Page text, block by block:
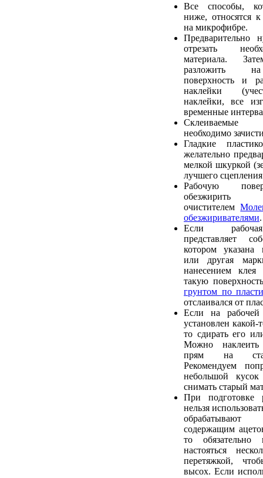
Все способы,
ниже, относятся
на микрофибре.
Предварительно
отрезать
материала.
разложить
поверхность и
наклейки
наклейки, все
временные
необходимо
Гладкие
желательно
мелкой шкуркой
лучшего
Рабочую
обезжирить
очистителем
обезжиривателями.
Если
представляет
котором указана
или другая
нанесением клея
такую
грунтом по
отслаивался от
Если на рабочей
установлен какой-
то сдирать его
Можно
прям на
Рекомендуем
небольшой
снимать старый
При подготовке
нельзя
обрабатывают
содержащим
то
настояться
перетяжкой,
высох. Если